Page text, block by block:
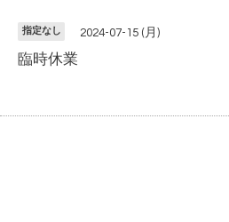
指定なし 2024-07-15 (月)
臨時休業